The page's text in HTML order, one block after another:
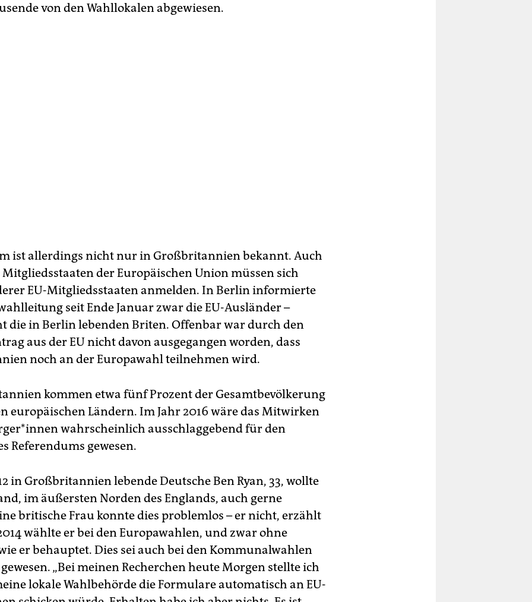
von den Wahllokalen abgewiesen.
ist allerdings nicht nur in Großbritannien bekannt. Auch
der Europäischen Union müssen sich
EU-Mitgliedsstaaten anmelden. In Berlin informierte
seit Ende Januar zwar die EU-Ausländer –
die in Berlin lebenden Briten. Offenbar war durch den
aus der EU nicht davon ausgegangen worden, dass
noch an der Europawahl teilnehmen wird.
kommen etwa fünf Prozent der Gesamtbevölkerung
europäischen Ländern. Im Jahr 2016 wäre das Mitwirken
wahrscheinlich ausschlaggebend für den
Referendums gewesen.
in Großbritannien lebende Deutsche Ben Ryan, 33, wollte
im äußersten Norden des Englands, auch gerne
britische Frau konnte dies problemlos – er nicht, erzählt
wählte er bei den Europawahlen, und zwar ohne
er behauptet. Dies sei auch bei den Kommunalwahlen
„Bei meinen Recherchen heute Morgen stellte ich
lokale Wahlbehörde die Formulare automatisch an EU-